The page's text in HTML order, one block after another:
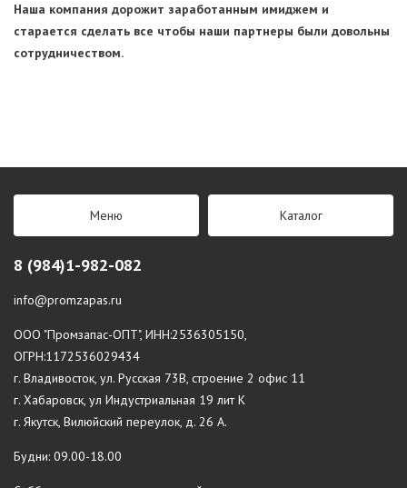
Наша компания дорожит заработанным имиджем и
старается сделать все чтобы наши партнеры были довольны
сотрудничеством.
Меню Каталог
8 (984)1-982-082
info@promzapas.ru
ООО "Промзапас-ОПТ", ИНН:2536305150,
ОГРН:1172536029434
г. Владивосток, ул. Русская 73В, строение 2 офис 11
г. Хабаровск, ул Индустриальная 19 лит К
г. Якутск, Вилюйский переулок, д. 26 А.
Будни: 09.00-18.00